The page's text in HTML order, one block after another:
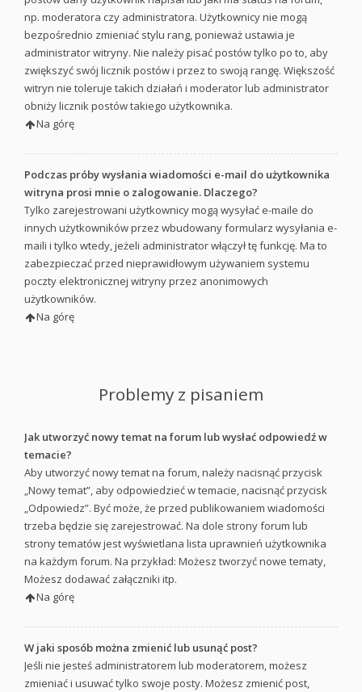
np. moderatora czy administratora. Użytkownicy nie mogą
bezpośrednio zmieniać stylu rang, ponieważ ustawia je
administrator witryny. Nie należy pisać postów tylko po to, aby
zwiększyć swój licznik postów i przez to swoją rangę. Większość
witryn nie toleruje takich działań i moderator lub administrator
obniży licznik postów takiego użytkownika.
Na górę
Podczas próby wysłania wiadomości e-mail do użytkownika
witryna prosi mnie o zalogowanie. Dlaczego?
Tylko zarejestrowani użytkownicy mogą wysyłać e-maile do
innych użytkowników przez wbudowany formularz wysyłania e-
maili i tylko wtedy, jeżeli administrator włączył tę funkcję. Ma to
zabezpieczać przed nieprawidłowym używaniem systemu
poczty elektronicznej witryny przez anonimowych
użytkowników.
Na górę
Problemy z pisaniem
Jak utworzyć nowy temat na forum lub wysłać odpowiedź w
temacie?
Aby utworzyć nowy temat na forum, należy nacisnąć przycisk
„Nowy temat”, aby odpowiedzieć w temacie, nacisnąć przycisk
„Odpowiedz”. Być może, że przed publikowaniem wiadomości
trzeba będzie się zarejestrować. Na dole strony forum lub
strony tematów jest wyświetlana lista uprawnień użytkownika
na każdym forum. Na przykład: Możesz tworzyć nowe tematy,
Możesz dodawać załączniki itp.
Na górę
W jaki sposób można zmienić lub usunąć post?
Jeśli nie jesteś administratorem lub moderatorem, możesz
zmieniać i usuwać tylko swoje posty. Możesz zmienić post,